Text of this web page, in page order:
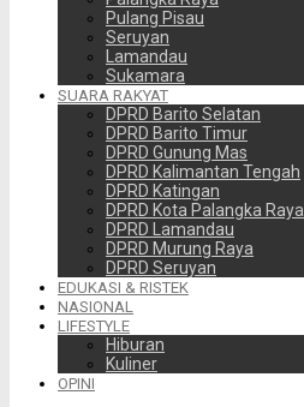
Pulang Pisau
Seruyan
Lamandau
Sukamara
SUARA RAKYAT
DPRD Barito Selatan
DPRD Barito Timur
DPRD Gunung Mas
DPRD Kalimantan Tengah
DPRD Katingan
DPRD Kota Palangka Raya
DPRD Lamandau
DPRD Murung Raya
DPRD Seruyan
EDUKASI & RISTEK
NASIONAL
LIFESTYLE
Hiburan
Kuliner
OPINI